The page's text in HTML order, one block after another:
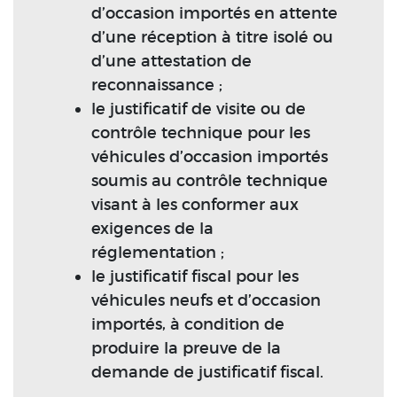
d’occasion importés en attente
d’une réception à titre isolé ou
d’une attestation de
reconnaissance ;
le justificatif de visite ou de
contrôle technique pour les
véhicules d’occasion importés
soumis au contrôle technique
visant à les conformer aux
exigences de la
réglementation ;
le justificatif fiscal pour les
véhicules neufs et d’occasion
importés, à condition de
produire la preuve de la
demande de justificatif fiscal.